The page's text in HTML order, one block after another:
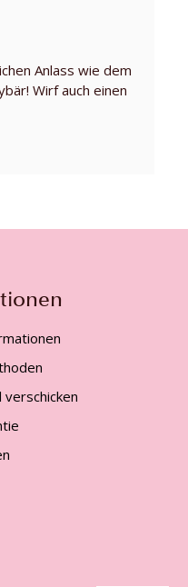
Anlass wie dem
Wirf auch einen